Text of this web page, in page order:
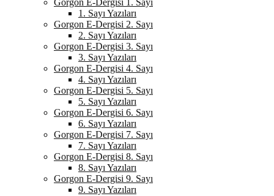
Gorgon E-Dergisi 1. Sayı
1. Sayı Yazıları
Gorgon E-Dergisi 2. Sayı
2. Sayı Yazıları
Gorgon E-Dergisi 3. Sayı
3. Sayı Yazıları
Gorgon E-Dergisi 4. Sayı
4. Sayı Yazıları
Gorgon E-Dergisi 5. Sayı
5. Sayı Yazıları
Gorgon E-Dergisi 6. Sayı
6. Sayı Yazıları
Gorgon E-Dergisi 7. Sayı
7. Sayı Yazıları
Gorgon E-Dergisi 8. Sayı
8. Sayı Yazıları
Gorgon E-Dergisi 9. Sayı
9. Sayı Yazıları